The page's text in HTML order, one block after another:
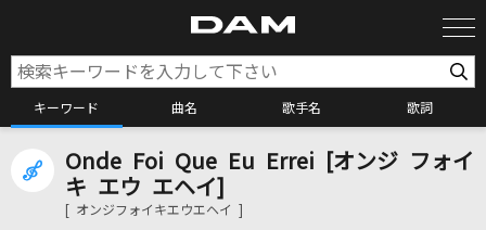
キーワード 曲名 歌手名 歌詞
カラオケ検索
Onde Foi Que Eu Errei [オンジ フォイ
キ エウ エヘイ]
[ オンジフォイキエウエヘイ ]